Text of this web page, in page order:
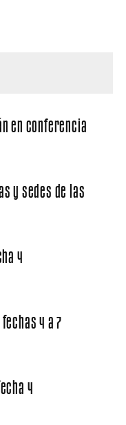
en conferencia
y sedes de las
4
4 a 7
4